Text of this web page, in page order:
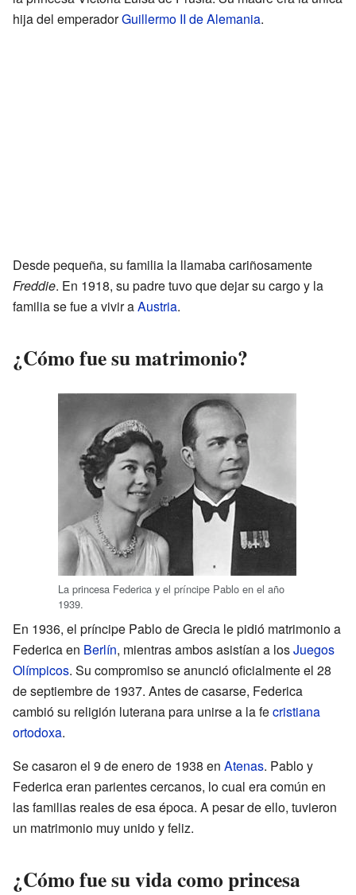
hija del emperadorGuillermo II de Alemania.
Desde pequeña, su familia la llamaba cariñosamente
Freddie. En 1918, su padre tuvo que dejar su cargo y la
familia se fue a vivir aAustria.
¿Cómo fue su matrimonio?
La princesa Federica y el príncipe Pablo en el año
1939.
En 1936, el príncipe Pablo de Grecia le pidió matrimonio a
Federica en Berlín, mientras ambos asistían a losJuegos
Olímpicos. Su compromiso se anunció oficialmente el 28
de septiembre de 1937. Antes de casarse, Federica
cambió su religión luterana para unirse a la fecristiana
ortodoxa.
Se casaron el 9 de enero de 1938 en Atenas. Pablo y
Federica eran parientes cercanos, lo cual era común en
las familias reales de esa época. A pesar de ello, tuvieron
un matrimonio muy unido y feliz.
¿Cómo fue su vida como princesa